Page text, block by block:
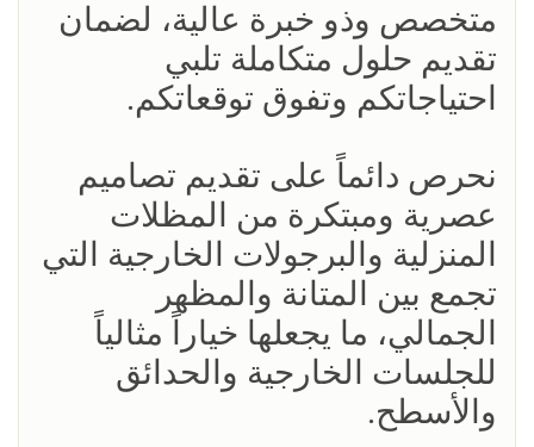
متخصص وذو خبرة عالية، لضمان
تقديم حلول متكاملة تلبي
احتياجاتكم وتفوق توقعاتكم.
نحرص دائماً على تقديم تصاميم
عصرية ومبتكرة من المظلات
المنزلية والبرجولات الخارجية التي
تجمع بين المتانة والمظهر
الجمالي، ما يجعلها خياراً مثالياً
للجلسات الخارجية والحدائق
والأسطح.